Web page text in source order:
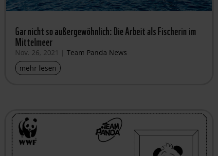
Gar nicht so außergewöhnlich: Die Arbeit als Fischerin im
Mittelmeer
Nov. 26, 2021 | Team Panda News
mehr lesen